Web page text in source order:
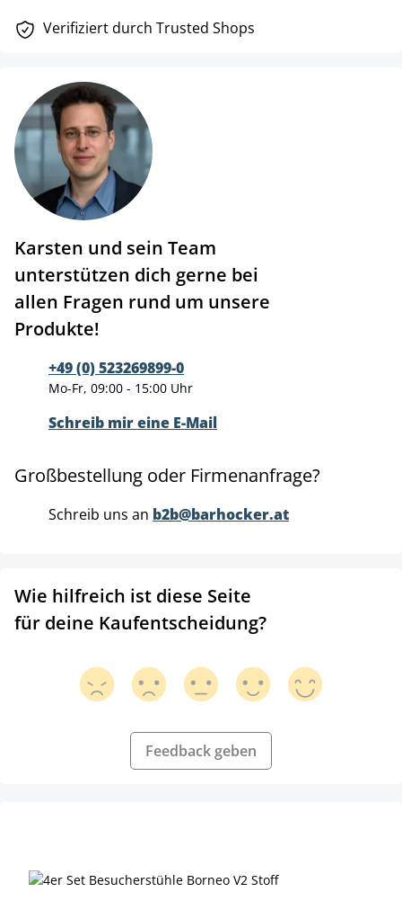
Verifiziert durch Trusted Shops
Karsten und sein Team
unterstützen dich gerne bei
allen Fragen rund um unsere
Produkte!
+49 (0) 523269899-0
Mo-Fr, 09:00 - 15:00 Uhr
Schreib mir eine E-Mail
Großbestellung oder Firmenanfrage?
Schreib uns an b2b@barhocker.at
Wie hilfreich ist diese Seite
für deine Kaufentscheidung?
Feedback geben